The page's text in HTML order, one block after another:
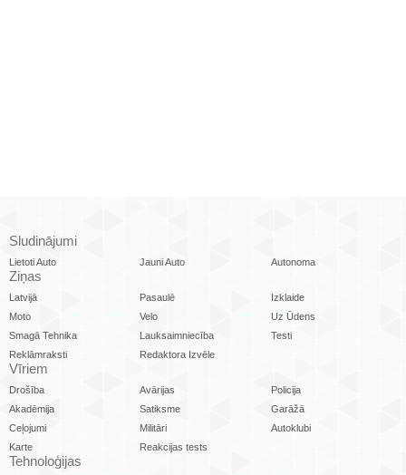
Sludinājumi
Lietoti Auto Jauni Auto Autonoma
Ziņas
Latvijā Pasaulē
Izklaide
Moto
Velo
Uz Ūdens
Smagā Tehnika
Lauksaimniecība
Testi
Reklāmraksti
Redaktora Izvēle
Vīriem
Drošība Avārijas
Policija
Akadēmija
Satiksme
Garāžā
Ceļojumi
Militāri
Autoklubi
Karte
Reakcijas tests
Tehnoloģijas